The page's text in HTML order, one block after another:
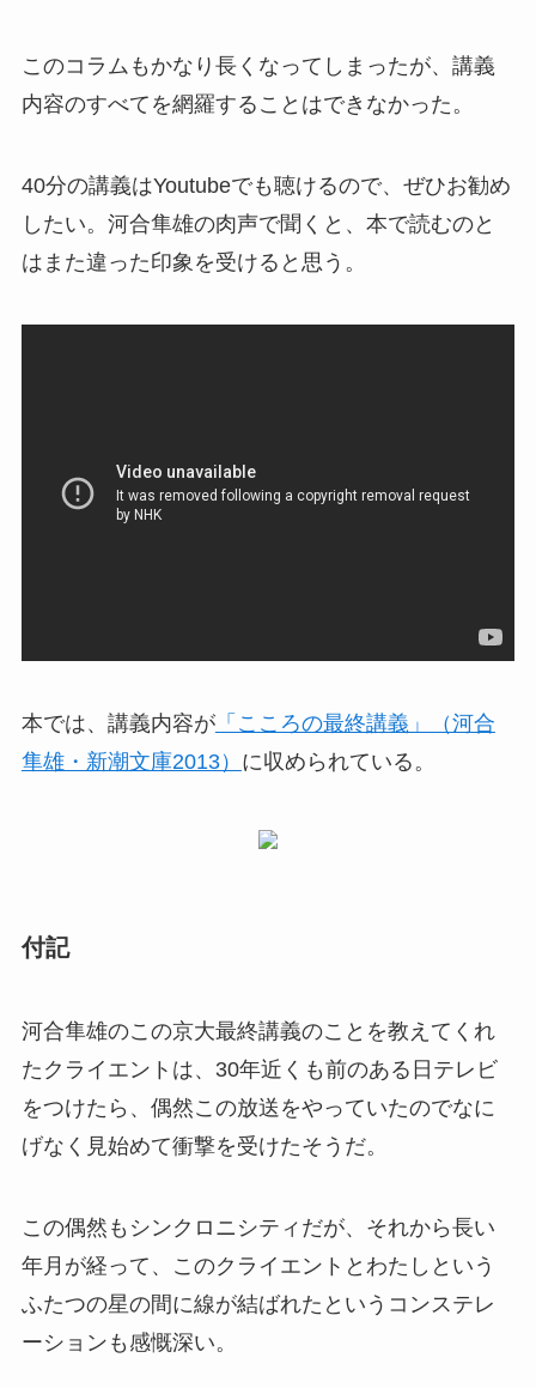
このコラムもかなり長くなってしまったが、講義
内容のすべてを網羅することはできなかった。
40分の講義はYoutubeでも聴けるので、ぜひお勧め
したい。河合隼雄の肉声で聞くと、本で読むのと
はまた違った印象を受けると思う。
本では、講義内容が「こころの最終講義」（河合
隼雄・新潮文庫2013） に収められている。
付記
河合隼雄のこの京大最終講義のことを教えてくれ
たクライエントは、30年近くも前のある日テレビ
をつけたら、偶然この放送をやっていたのでなに
げなく見始めて衝撃を受けたそうだ。
この偶然もシンクロニシティだが、それから長い
年月が経って、このクライエントとわたしという
ふたつの星の間に線が結ばれたというコンステレ
ーションも感慨深い。